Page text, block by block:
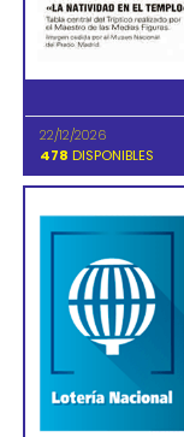
22/12/2026
478 DISPONIBLES